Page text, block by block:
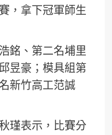
，拿下冠軍師生
銘、第二名埔里
昱豪；模具組第
新竹高工范誠
瑾表示，比賽分